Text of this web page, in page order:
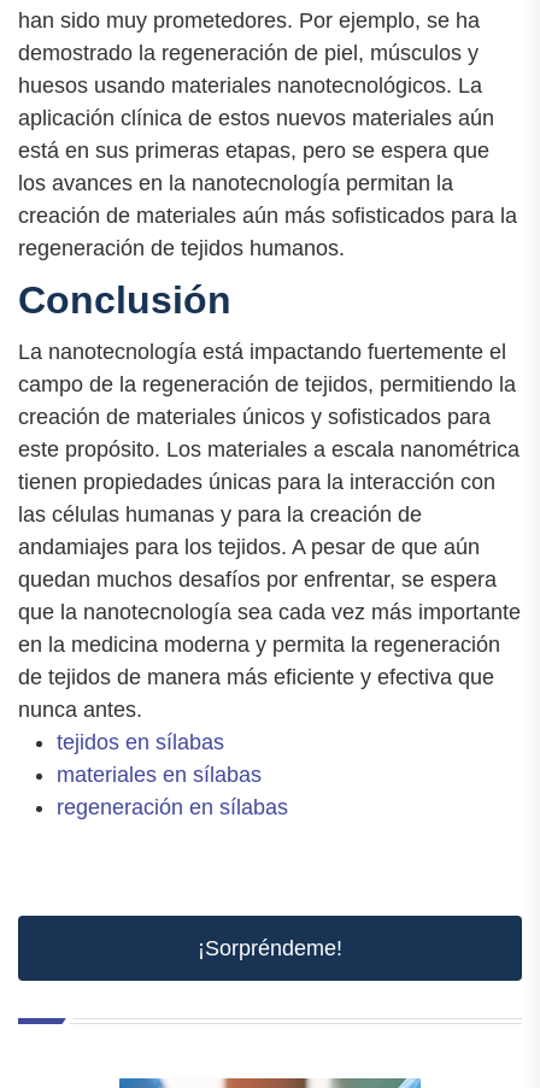
han sido muy prometedores. Por ejemplo, se ha
demostrado la regeneración de piel, músculos y
huesos usando materiales nanotecnológicos. La
aplicación clínica de estos nuevos materiales aún
está en sus primeras etapas, pero se espera que
los avances en la nanotecnología permitan la
creación de materiales aún más sofisticados para la
regeneración de tejidos humanos.
Conclusión
La nanotecnología está impactando fuertemente el
campo de la regeneración de tejidos, permitiendo la
creación de materiales únicos y sofisticados para
este propósito. Los materiales a escala nanométrica
tienen propiedades únicas para la interacción con
las células humanas y para la creación de
andamiajes para los tejidos. A pesar de que aún
quedan muchos desafíos por enfrentar, se espera
que la nanotecnología sea cada vez más importante
en la medicina moderna y permita la regeneración
de tejidos de manera más eficiente y efectiva que
nunca antes.
tejidos en sílabas
materiales en sílabas
regeneración en sílabas
¡Sorpréndeme!